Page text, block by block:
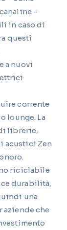
–
in caso di
questi
a nuovi
corrente
lounge. La
librerie,
acustici Zen
riciclabile
durabilità,
una
aziende che